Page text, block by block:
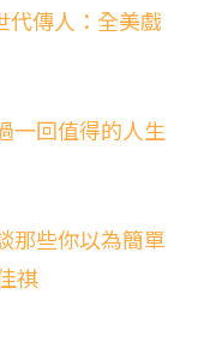
代傳人：全美戲
一回值得的人生
那些你以為簡單
祺